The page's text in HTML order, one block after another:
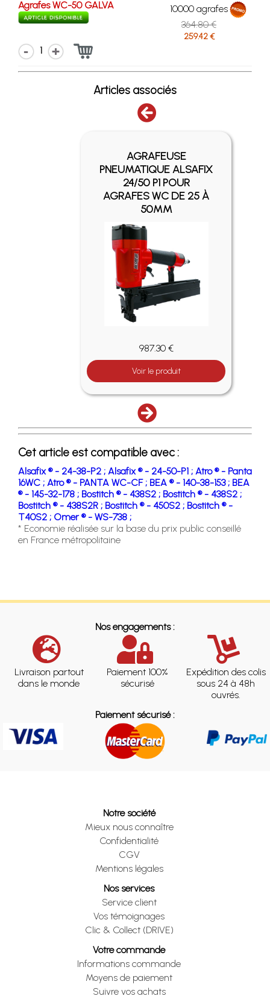
Agrafes WC-50 GALVA
10000 agrafes
364.80 €
259.42 €
1
Articles associés
AGRAFEUSE
PNEUMATIQUE ALSAFIX
24/50 P1 POUR
AGRAFES WC DE 25 À
50MM
987.30 €
Voir le produit
Cet article est compatible avec :
Alsafix ® - 24-38-P2 ; Alsafix ® - 24-50-P1 ; Atro ® - Panta
16WC ; Atro ® - PANTA WC-CF ; BEA ® - 140-38-153 ; BEA
® - 145-32-178 ; Bostitch ® - 438S2 ; Bostitch ® - 438S2 ;
Bostitch ® - 438S2R ; Bostitch ® - 450S2 ; Bostitch ® -
T40S2 ; Omer ® - WS-738 ;
* Economie réalisée sur la base du prix public conseillé
en France métropolitaine
Nos engagements :
Livraison partout
dans le monde
Paiement 100%
sécurisé
Expédition des colis
sous 24 à 48h
ouvrés.
Paiement sécurisé :
Notre société
Mieux nous connaître
Confidentialité
CGV
Mentions légales
Nos services
Service client
Vos témoignages
Clic & Collect (DRIVE)
Votre commande
Informations commande
Moyens de paiement
Suivre vos achats